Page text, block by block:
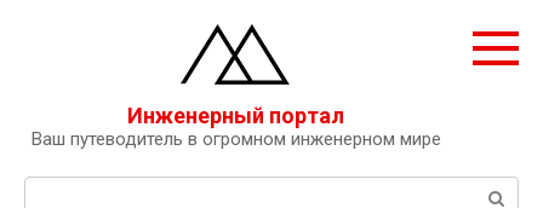
Инженерный портал
Ваш путеводитель в огромном инженерном мире
Поиск: